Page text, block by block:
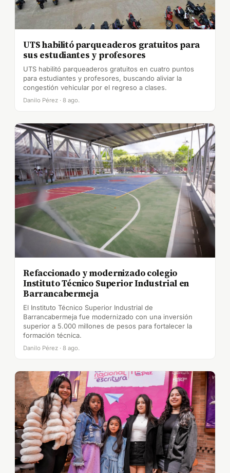
UTS habilitó parqueaderos gratuitos para
sus estudiantes y profesores
UTS habilitó parqueaderos gratuitos en cuatro puntos
para estudiantes y profesores, buscando aliviar la
congestión vehicular por el regreso a clases.
Danilo Pérez · 8 ago.
Refaccionado y modernizado colegio
Instituto Técnico Superior Industrial en
Barrancabermeja
El Instituto Técnico Superior Industrial de
Barrancabermeja fue modernizado con una inversión
superior a 5.000 millones de pesos para fortalecer la
formación técnica.
Danilo Pérez · 8 ago.